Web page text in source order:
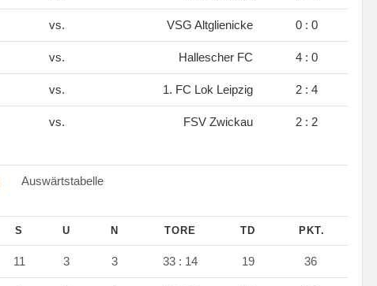
vs. VSG Altglienicke 0 : 0
vs. Hallescher FC 4 : 0
vs. 1. FC Lok Leipzig 2 : 4
vs. FSV Zwickau 2 : 2
Auswärtstabelle
S U N TORE TD PKT.
11 3 3 33 : 14 19 36